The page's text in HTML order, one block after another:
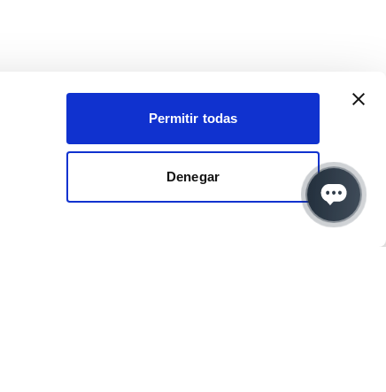
Permitir todas
Denegar